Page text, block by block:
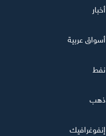
أخبار
أسواق عربية
نفط
ذهب
إنفوغرافيك